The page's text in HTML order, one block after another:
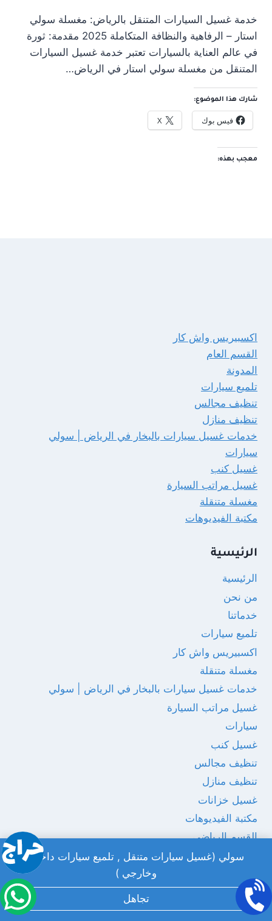
سولي (غسيل سيارات متنقل , تلميع سيارات داخلي
وخارجي )
تجاهل
خدمة غسيل السيارات المتنقل بالرياض: مغسلة سولي
استار – الرفاهية والنظافة المتكاملة 2025 مقدمة: ثورة
في عالم العناية بالسيارات تعتبر خدمة غسيل السيارات
المتنقل من مغسلة سولي استار في الرياض…
شارك هذا الموضوع:
فيس بوك X
معجب بهذه:
اكسبيريس واش كار
القسم العام
المدونة
تلميع سيارات
تنظيف مجالس
تنظيف منازل
خدمات غسيل سيارات بالبخار في الرياض | سولي
سيارات
غسيل كنب
غسيل مراتب السيارة
مغسلة متنقلة
مكتبة الفيديوهات
الرئيسية
الرئيسية
من نحن
خدماتنا
تلميع سيارات
اكسبيريس واش كار
مغسلة متنقلة
خدمات غسيل سيارات بالبخار في الرياض | سولي
غسيل مراتب السيارة
سيارات
غسيل كنب
تنظيف مجالس
تنظيف منازل
غسيل خزانات
مكتبة الفيديوهات
القسم الرياضى
القسم العام
الاتصال بنا